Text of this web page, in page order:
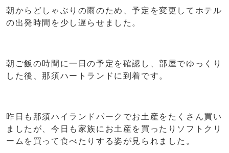
朝からどしゃぶりの雨のため、予定を変更してホテル
の出発時間を少し遅らせました。
朝ご飯の時間に一日の予定を確認し、部屋でゆっくり
した後、那須ハートランドに到着です。
昨日も那須ハイランドパークでお土産をたくさん買い
ましたが、今日も家族にお土産を買ったりソフトクリ
ームを買って食べたりする姿が見られました。